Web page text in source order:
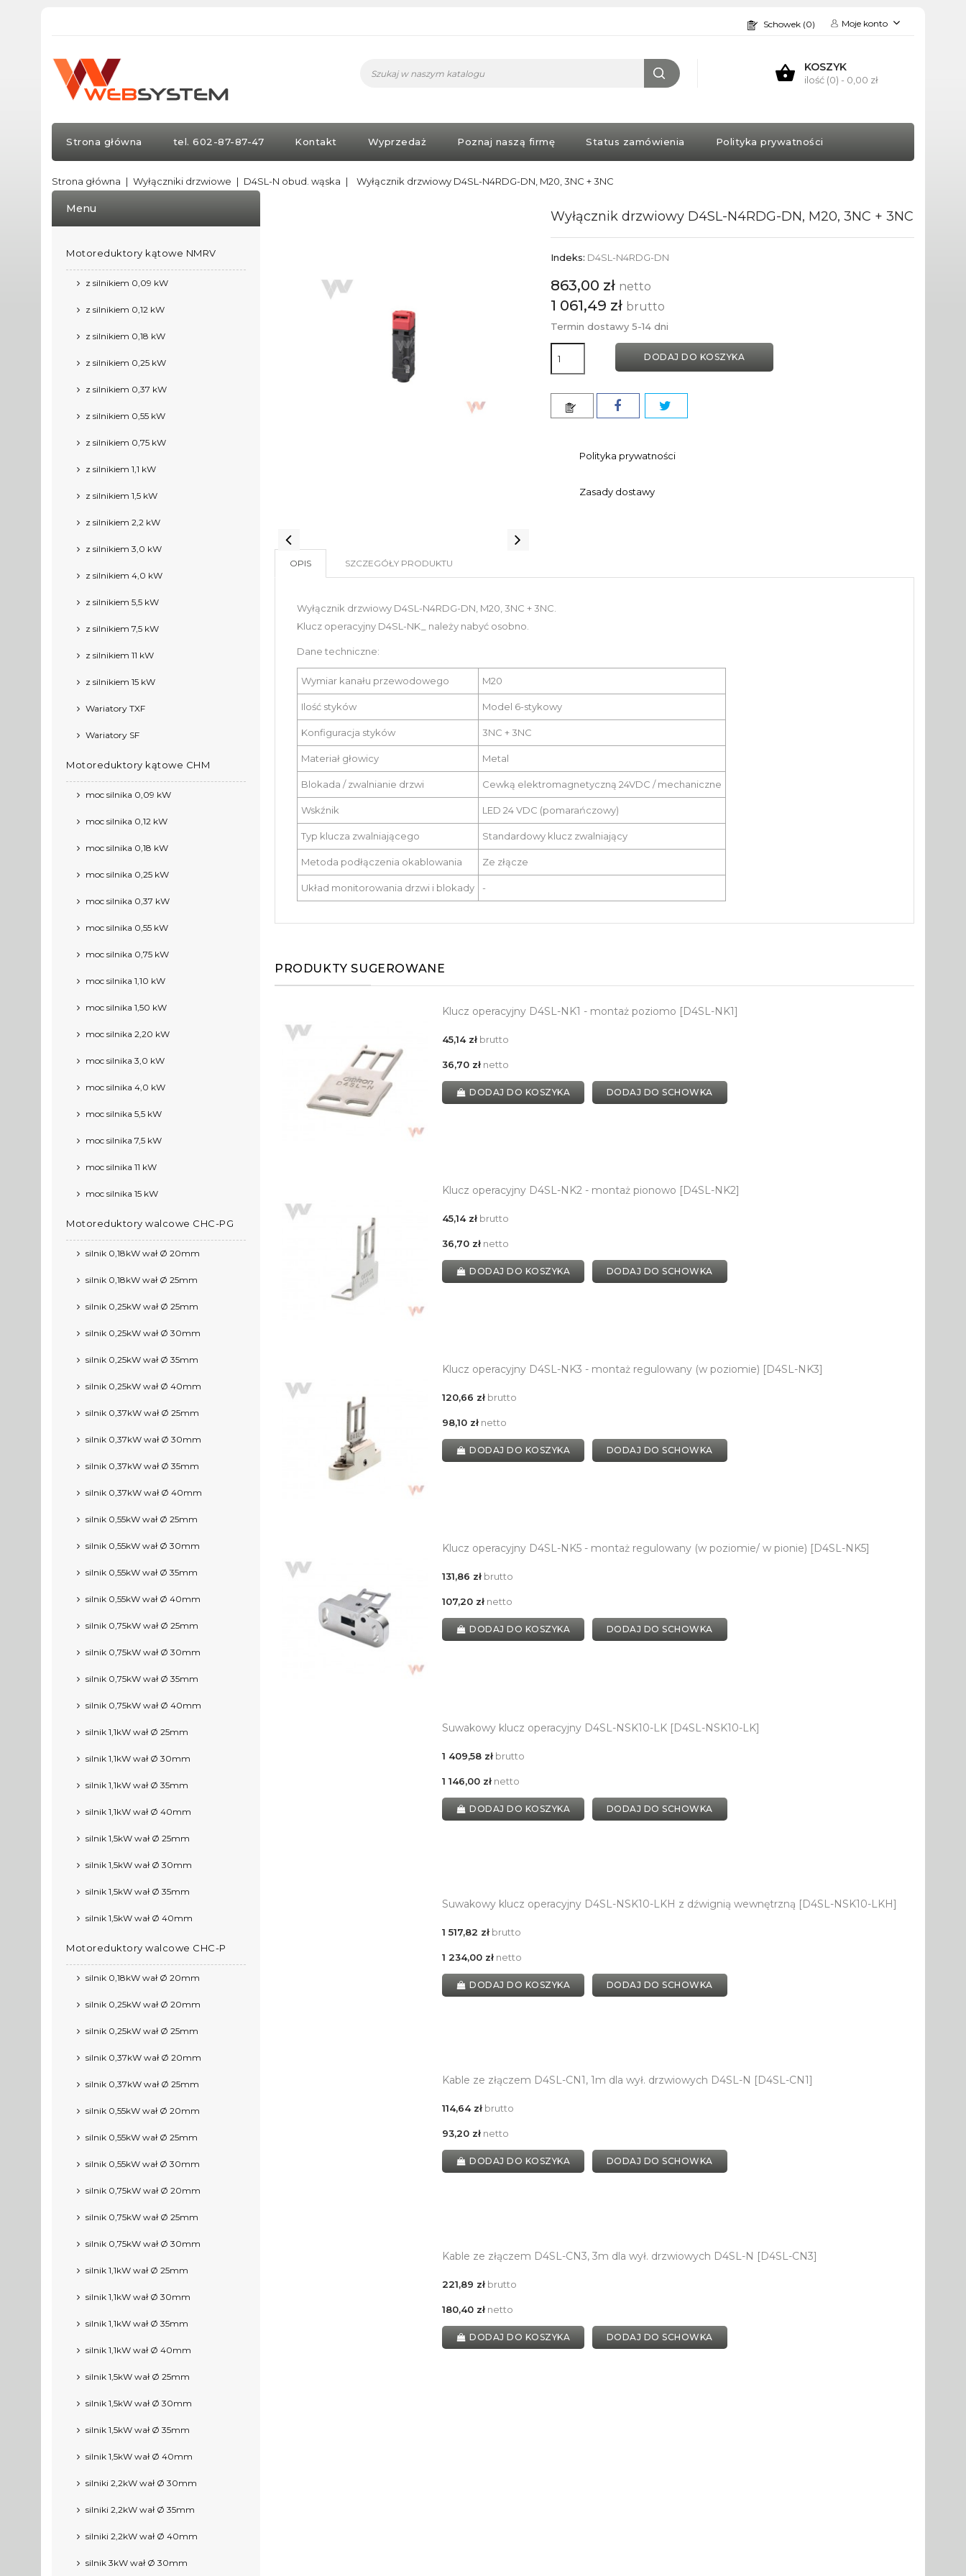
Schowek (0) Moje konto
KOSZYK
ilość (0) - 0,00 zł
Strona główna tel. 602-87-87-47 Kontakt Wyprzedaż Poznaj naszą firmę Status zamówienia Polityka prywatności
Strona główna Wyłączniki drzwiowe D4SL-N obud. wąska Wyłącznik drzwiowy D4SL-N4RDG-DN, M20, 3NC + 3NC
Menu
Motoreduktory kątowe NMRV
z silnikiem 0,09 kW
z silnikiem 0,12 kW
z silnikiem 0,18 kW
z silnikiem 0,25 kW
z silnikiem 0,37 kW
z silnikiem 0,55 kW
z silnikiem 0,75 kW
z silnikiem 1,1 kW
z silnikiem 1,5 kW
z silnikiem 2,2 kW
z silnikiem 3,0 kW
z silnikiem 4,0 kW
z silnikiem 5,5 kW
z silnikiem 7,5 kW
z silnikiem 11 kW
z silnikiem 15 kW
Wariatory TXF
Wariatory SF
Motoreduktory kątowe CHM
moc silnika 0,09 kW
moc silnika 0,12 kW
moc silnika 0,18 kW
moc silnika 0,25 kW
moc silnika 0,37 kW
moc silnika 0,55 kW
moc silnika 0,75 kW
moc silnika 1,10 kW
moc silnika 1,50 kW
moc silnika 2,20 kW
moc silnika 3,0 kW
moc silnika 4,0 kW
moc silnika 5,5 kW
moc silnika 7,5 kW
moc silnika 11 kW
moc silnika 15 kW
Motoreduktory walcowe CHC-PG
silnik 0,18kW wał Ø 20mm
silnik 0,18kW wał Ø 25mm
silnik 0,25kW wał Ø 25mm
silnik 0,25kW wał Ø 30mm
silnik 0,25kW wał Ø 35mm
silnik 0,25kW wał Ø 40mm
silnik 0,37kW wał Ø 25mm
silnik 0,37kW wał Ø 30mm
silnik 0,37kW wał Ø 35mm
silnik 0,37kW wał Ø 40mm
silnik 0,55kW wał Ø 25mm
silnik 0,55kW wał Ø 30mm
silnik 0,55kW wał Ø 35mm
silnik 0,55kW wał Ø 40mm
silnik 0,75kW wał Ø 25mm
silnik 0,75kW wał Ø 30mm
silnik 0,75kW wał Ø 35mm
silnik 0,75kW wał Ø 40mm
silnik 1,1kW wał Ø 25mm
silnik 1,1kW wał Ø 30mm
silnik 1,1kW wał Ø 35mm
silnik 1,1kW wał Ø 40mm
silnik 1,5kW wał Ø 25mm
silnik 1,5kW wał Ø 30mm
silnik 1,5kW wał Ø 35mm
silnik 1,5kW wał Ø 40mm
Motoreduktory walcowe CHC-P
silnik 0,18kW wał Ø 20mm
silnik 0,25kW wał Ø 20mm
silnik 0,25kW wał Ø 25mm
silnik 0,37kW wał Ø 20mm
silnik 0,37kW wał Ø 25mm
silnik 0,55kW wał Ø 20mm
silnik 0,55kW wał Ø 25mm
silnik 0,55kW wał Ø 30mm
silnik 0,75kW wał Ø 20mm
silnik 0,75kW wał Ø 25mm
silnik 0,75kW wał Ø 30mm
silnik 1,1kW wał Ø 25mm
silnik 1,1kW wał Ø 30mm
silnik 1,1kW wał Ø 35mm
silnik 1,1kW wał Ø 40mm
silnik 1,5kW wał Ø 25mm
silnik 1,5kW wał Ø 30mm
silnik 1,5kW wał Ø 35mm
silnik 1,5kW wał Ø 40mm
silniki 2,2kW wał Ø 30mm
silniki 2,2kW wał Ø 35mm
silniki 2,2kW wał Ø 40mm
silnik 3kW wał Ø 30mm
Wyłącznik drzwiowy D4SL-N4RDG-DN, M20, 3NC + 3NC
Indeks: D4SL-N4RDG-DN
863,00 zł netto
1 061,49 zł brutto
Termin dostawy 5-14 dni
DODAJ DO KOSZYKA
Polityka prywatności
Zasady dostawy
OPIS SZCZEGÓŁY PRODUKTU
Wyłącznik drzwiowy D4SL-N4RDG-DN, M20, 3NC + 3NC.
Klucz operacyjny D4SL-NK_ należy nabyć osobno.
Dane techniczne:
Wymiar kanału przewodowego M20
Ilość styków Model 6-stykowy
Konfiguracja styków 3NC + 3NC
Materiał głowicy Metal
Blokada / zwalnianie drzwi Cewką elektromagnetyczną 24VDC / mechaniczne
Wskźnik LED 24 VDC (pomarańczowy)
Typ klucza zwalniającego Standardowy klucz zwalniający
Metoda podłączenia okablowania Ze złącze
Układ monitorowania drzwi i blokady -
PRODUKTY SUGEROWANE
Klucz operacyjny D4SL-NK1 - montaż poziomo [D4SL-NK1]
45,14 złbrutto
36,70 złnetto
DODAJ DO KOSZYKA DODAJ DO SCHOWKA
Klucz operacyjny D4SL-NK2 - montaż pionowo [D4SL-NK2]
45,14 złbrutto
36,70 złnetto
DODAJ DO KOSZYKA DODAJ DO SCHOWKA
Klucz operacyjny D4SL-NK3 - montaż regulowany (w poziomie) [D4SL-NK3]
120,66 złbrutto
98,10 złnetto
DODAJ DO KOSZYKA DODAJ DO SCHOWKA
Klucz operacyjny D4SL-NK5 - montaż regulowany (w poziomie/ w pionie) [D4SL-NK5]
131,86 złbrutto
107,20 złnetto
DODAJ DO KOSZYKA DODAJ DO SCHOWKA
Suwakowy klucz operacyjny D4SL-NSK10-LK [D4SL-NSK10-LK]
1 409,58 złbrutto
1 146,00 złnetto
DODAJ DO KOSZYKA DODAJ DO SCHOWKA
Suwakowy klucz operacyjny D4SL-NSK10-LKH z dźwignią wewnętrzną [D4SL-NSK10-LKH]
1 517,82 złbrutto
1 234,00 złnetto
DODAJ DO KOSZYKA DODAJ DO SCHOWKA
Kable ze złączem D4SL-CN1, 1m dla wył. drzwiowych D4SL-N [D4SL-CN1]
114,64 złbrutto
93,20 złnetto
DODAJ DO KOSZYKA DODAJ DO SCHOWKA
Kable ze złączem D4SL-CN3, 3m dla wył. drzwiowych D4SL-N [D4SL-CN3]
221,89 złbrutto
180,40 złnetto
DODAJ DO KOSZYKA DODAJ DO SCHOWKA